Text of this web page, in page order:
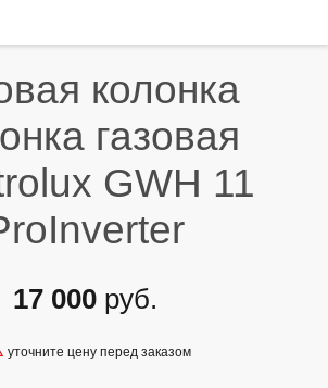
колонка
газовая
GWH 11
17 000руб.
уточните цену перед заказом